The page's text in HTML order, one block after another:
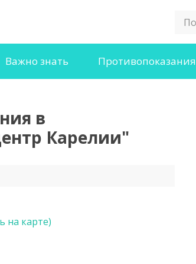
Важно знать Противопоказания
в
Карелии"
на карте)